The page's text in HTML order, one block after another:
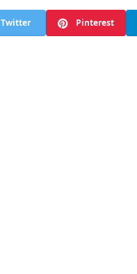
Twitter Pinterest